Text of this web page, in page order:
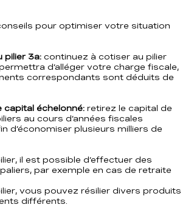
pour optimiser votre situation
pilier 3a: continuez à cotiser au pilier
d’alléger votre charge fiscale,
correspondants sont déduits de
capital échelonné: retirez le capital de
au cours d’années fiscales
d’économiser plusieurs milliers de
il est possible d’effectuer des
par exemple en cas de retraite
vous pouvez résilier divers produits
différents.